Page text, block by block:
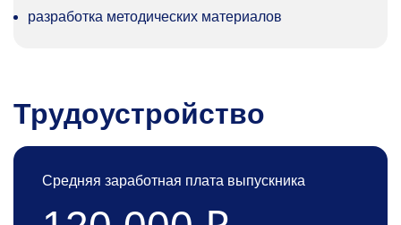
разработка методических материалов
Трудоустройство
Средняя заработная плата выпускника